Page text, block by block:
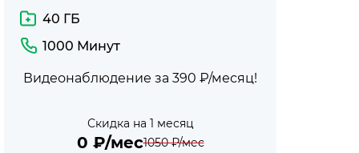
40 ГБ
1000 Минут
Видеонаблюдение за 390 ₽/месяц!
Скидка на 1 месяц
0 ₽/мес1050₽/мес